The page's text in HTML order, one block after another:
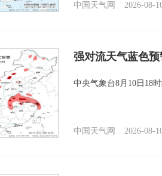
中国天气网 2026-08-
强对流天气蓝色
中央气象台8月10日18
中国天气网 2026-08-